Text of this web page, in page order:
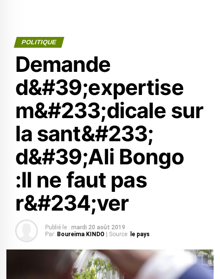
POLITIQUE
Demande
d&#39;expertise
m&#233;dicale sur
la sant&#233;
d&#39;Ali Bongo
:Il ne faut pas
r&#234;ver
Publié le : mardi 20 août 2019
Par: Boureima KINDO | Source: le pays